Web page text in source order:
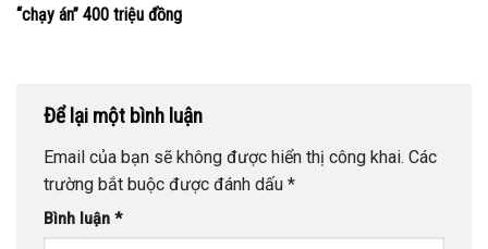
“chạy án” 400 triệu đồng
Để lại một bình luận
Email của bạn sẽ không được hiển thị công khai. Các
trường bắt buộc được đánh dấu *
Bình luận *